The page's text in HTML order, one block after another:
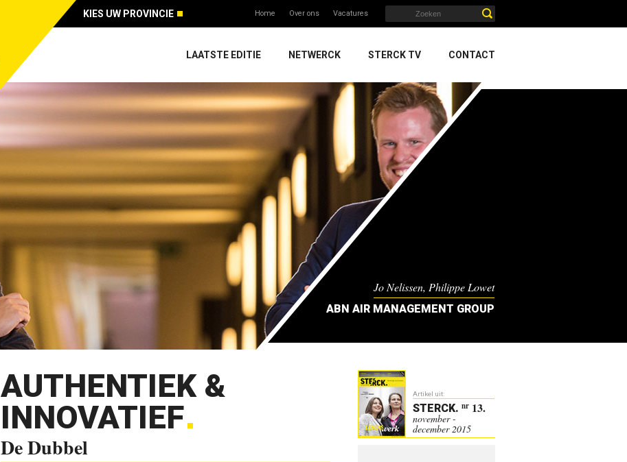
KIES UW PROVINCIE Home Over ons Vacatures
LAATSTE EDITIE NETWERCK STERCK TV CONTACT
Jo Nelissen, Philippe Lowet
ABN AIR MANAGEMENT GROUP
AUTHENTIEK &
INNOVATIEF
De Dubbel
Artikel uit:
STERCK. nr 13.
november -
december 2015